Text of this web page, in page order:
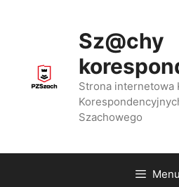
Sz@chy
Strona internetowa
Szachowego
Menu